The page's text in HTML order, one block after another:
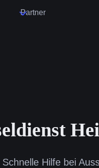
Partner
Schnelle Hilfe bei